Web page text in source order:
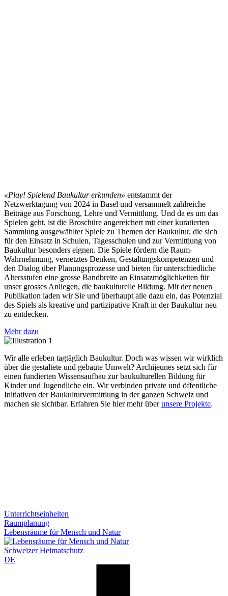
«Play! Spielend Baukultur erkunden» entstammt der
Netzwerktagung von 2024 in Basel und versammelt zahlreiche
Beiträge aus Forschung, Lehre und Vermittlung. Und da es um das
Spielen geht, ist die Broschüre angereichert mit einer kuratierten
Sammlung ausgewählter Spiele zu Themen der Baukultur, die sich
für den Einsatz in Schulen, Tagesschulen und zur Vermittlung von
Baukultur besonders eignen. Die Spiele fördern die Raum-
Wahrnehmung, vernetztes Denken, Gestaltungskompetenzen und
den Dialog über Planungsprozesse und bieten für unterschiedliche
Altersstufen eine grosse Bandbreite an Einsatzmöglichkeiten für
unser grosses Anliegen, die baukulturelle Bildung. Mit der neuen
Publikation laden wir Sie und überhaupt alle dazu ein, das Potenzial
des Spiels als kreative und partizipative Kraft in der Baukultur neu
zu entdecken.
Mehr dazu
Wir alle erleben tagtäglich Baukultur. Doch was wissen wir wirklich
über die gestaltete und gebaute Umwelt? Archijeunes setzt sich für
einen fundierten Wissensaufbau zur baukulturellen Bildung für
Kinder und Jugendliche ein. Wir verbinden private und öffentliche
Initiativen der Baukulturvermittlung in der ganzen Schweiz und
machen sie sichtbar. Erfahren Sie hier mehr überunsere Projekte.
Unterrichtseinheiten
Raumplanung
Lebensräume für Mensch und Natur
Schweizer Heimatschutz
DE